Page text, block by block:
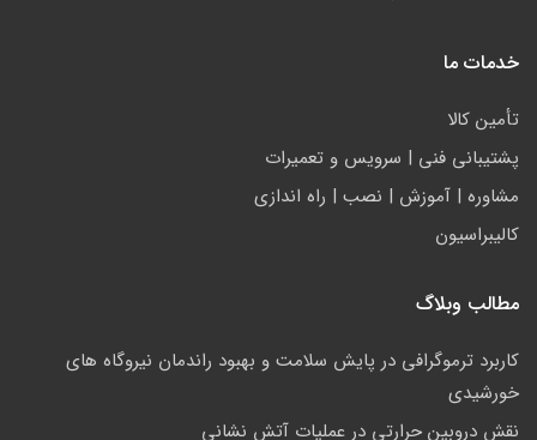
خدمات ما
تأمين كالا
پشتيباني فني | سرويس و تعمیرات
مشاوره | آموزش | نصب | راه اندازی
کالیبراسیون
مطالب وبلاگ
کاربرد ترموگرافی در پایش سلامت و بهبود راندمان نیروگاه های
خورشیدی
نقش دروبین حرارتی در عملیات آتش نشانی